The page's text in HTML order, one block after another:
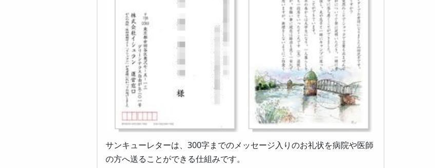
サンキューレターは、300字までのメッセージ入りのお礼状を病院や医師
の方へ送ることができる仕組みです。